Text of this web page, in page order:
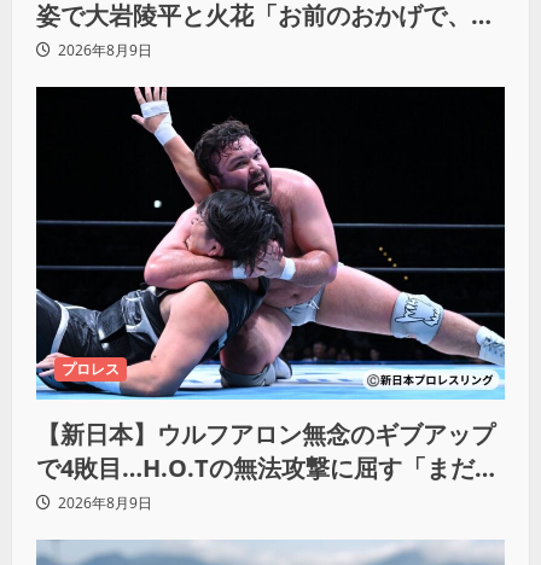
姿で大岩陵平と火花「お前のおかげで、忘
れてたもの思い出したわ」
2026年8月9日
プロレス
【新日本】ウルフアロン無念のギブアップ
で4敗目…H.O.Tの無法攻撃に屈す「まだま
だ俺自身の力はこんなもんだなって」
2026年8月9日